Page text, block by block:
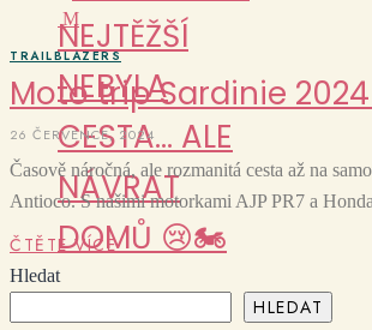
NEJTĚŽŠÍ
NEBYLA
CESTA… ALE
NÁVRAT
DOMŮ 😢🏍️
M
TRAILBLAZERS
Moto trip Sardinie
26 ČERVENCE, 2024
Časově náročná, ale rozmanitá cesta až na
Antioco. S našimi motorkami AJP PR7 a
ČTĚTE VÍCE
Hledat
HLEDAT